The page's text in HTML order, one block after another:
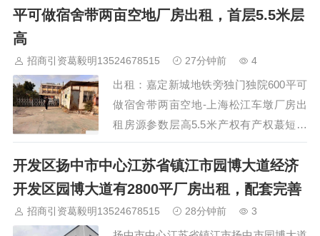
准厂房仓库集中招租。单层厂房200至
平可做宿舍带两亩空地厂房出租，首层5.5米层
高
招商引资葛毅明13524678515 27分钟前 4
出租：嘉定新城地铁旁独门独院600平可
做宿舍带两亩空地-上海松江车墩厂房出
租房源参数层高5.5米产权有产权蕞短租
期一年厂房简介 位置】宝安公路【结
构】砖混结构【面积】600平【层高】实
测到梁层高3.5米【价格】0.9元/平/天 看
中可洽谈【配电】100kv【配套 办公室
开发区扬中市中心江苏省镇江市园博大道经济
开发区园博大道有2800平厂房出租，配套完善
招商引资葛毅明13524678515 28分钟前 3